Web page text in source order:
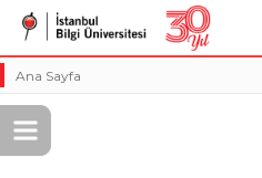
Ana Sayfa